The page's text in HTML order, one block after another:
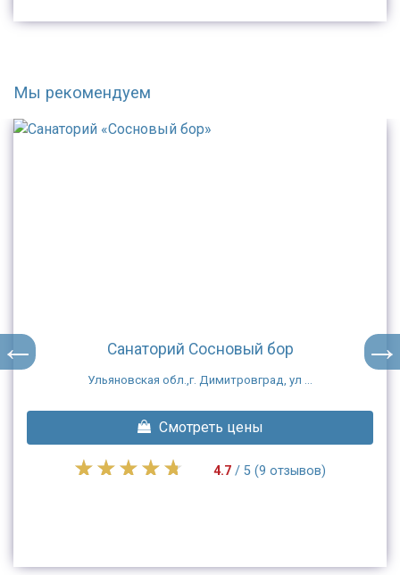
Мы рекомендуем
Санаторий Сосновый бор
Ульяновская обл.,г. Димитровград, ул ...
Смотреть цены
4.7/ 5 (9 отзывов)